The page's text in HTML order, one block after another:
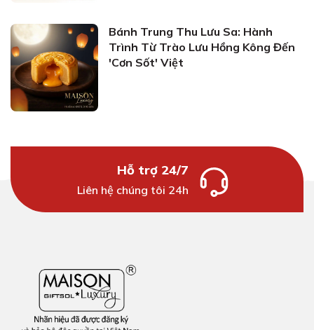
Bánh Trung Thu Lưu Sa: Hành
Trình Từ Trào Lưu Hồng Kông Đến
'Cơn Sốt' Việt
Hỗ trợ 24/7
Liên hệ chúng tôi 24h